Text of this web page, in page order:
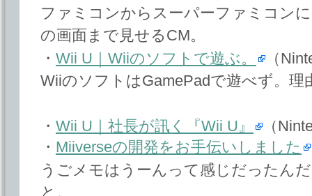
ファミコンからスーパーファミコン
の画面まで見せるCM。
・ Wii U｜Wiiのソフトで遊ぶ。
（
WiiのソフトはGamePadで遊べず。理
・ Wii U｜社長が訊く『Wii U』
（
・ Miiverseの開発をお手伝いしました
うごメモはうーんって感じだったん
と。